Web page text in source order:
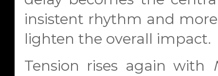
insistent rhythm and
lighten the overall impact.
Tension rises again with